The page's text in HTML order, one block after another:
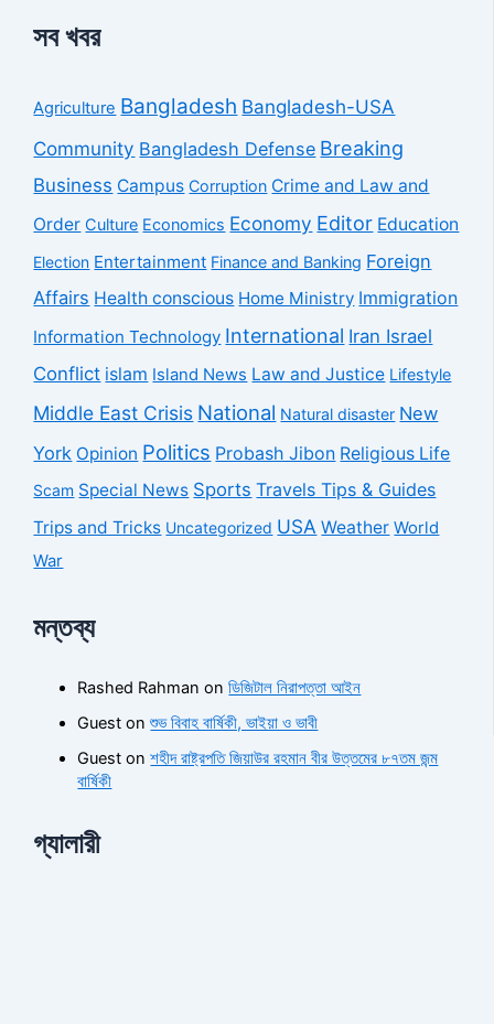
সব খবর
Agriculture Bangladesh Bangladesh-USA
Community Bangladesh Defense Breaking
Business Campus Corruption Crime and Law and
Order Culture Economics Economy Editor Education
Election Entertainment Finance and Banking Foreign
Affairs Health conscious Home Ministry Immigration
Information Technology International Iran Israel
Conflict islam Island News Law and Justice Lifestyle
Middle East Crisis National Natural disaster New
York Opinion Politics Probash Jibon Religious Life
Scam Special News Sports Travels Tips & Guides
Trips and Tricks Uncategorized USA Weather World
War
মন্তব্য
Rashed Rahman onডিজিটাল নিরাপত্তা আইন
Guest onশুভ বিবাহ বার্ষিকী, ভাইয়া ও ভাবী
Guest onশহীদ রাষ্ট্রপতি জিয়াউর রহমান বীর উত্তমের ৮৭তম জন্ম
বার্ষিকী
গ্যালারী